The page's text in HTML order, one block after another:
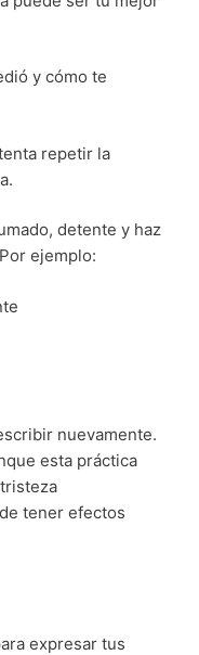
y cómo te
repetir la
detente y haz
Por ejemplo:
nuevamente.
esta práctica
tener efectos
expresar tus